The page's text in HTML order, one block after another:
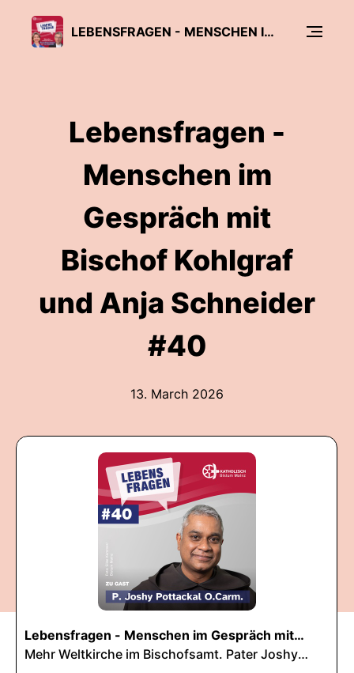
LEBENSFRAGEN - MENSCHEN IM GESPRÄCH MIT BISCHOF PETER KOHLGRAF UND ANJA SCHNEIDER
Lebensfragen -
Menschen im
Gespräch mit
Bischof Kohlgraf
und Anja Schneider
#40
13. March 2026